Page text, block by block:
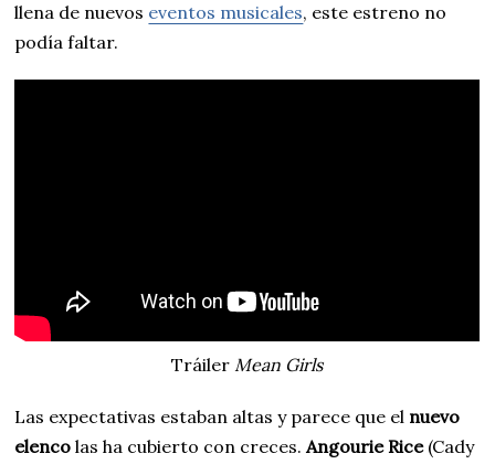
llena de nuevos eventos musicales, este estreno no
podía faltar.
TráilerMean Girls
Las expectativas estaban altas y parece que el nuevo
elenco las ha cubierto con creces.Angourie Rice (Cady